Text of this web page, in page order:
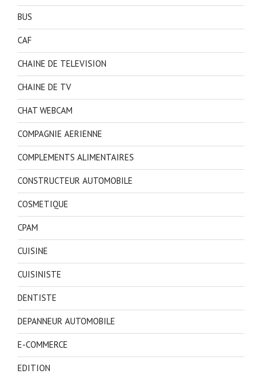
BUS
CAF
CHAINE DE TELEVISION
CHAINE DE TV
CHAT WEBCAM
COMPAGNIE AERIENNE
COMPLEMENTS ALIMENTAIRES
CONSTRUCTEUR AUTOMOBILE
COSMETIQUE
CPAM
CUISINE
CUISINISTE
DENTISTE
DEPANNEUR AUTOMOBILE
E-COMMERCE
EDITION